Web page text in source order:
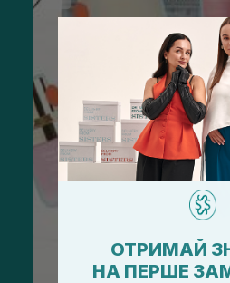
ОТРИМАЙ
НА ПЕРШЕ